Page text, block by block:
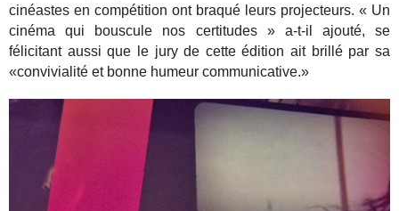
cinéastes en compétition ont braqué leurs projecteurs. « Un
cinéma qui bouscule nos certitudes » a-t-il ajouté, se
félicitant aussi que le jury de cette édition ait brillé par sa
«convivialité et bonne humeur communicative.»